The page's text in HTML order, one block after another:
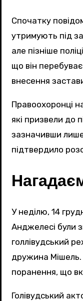
Спочатку
утримують під
але пізніше
що він
внесення
Правоохоронці
які призвели до
зазначивши
підтвердило
У неділю, 14
Анджелесі були
голлівудський
дружина
поранення, що
Голівудський